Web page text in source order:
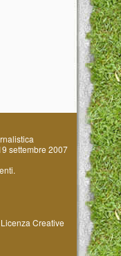
settembre 2007
Licenza Creative